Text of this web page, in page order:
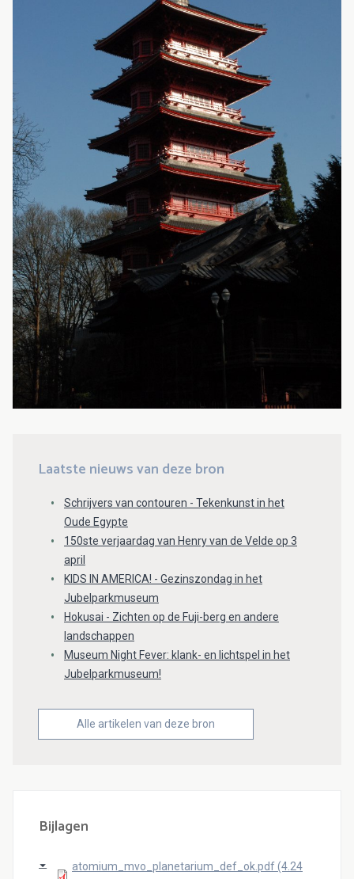
Laatste nieuws van deze bron
Schrijvers van contouren - Tekenkunst in het
Oude Egypte
150ste verjaardag van Henry van de Velde op 3
april
KIDS IN AMERICA! - Gezinszondag in het
Jubelparkmuseum
Hokusai - Zichten op de Fuji-berg en andere
landschappen
Museum Night Fever: klank- en lichtspel in het
Jubelparkmuseum!
Alle artikelen van deze bron
Bijlagen
atomium_mvo_planetarium_def_ok.pdf (4.24